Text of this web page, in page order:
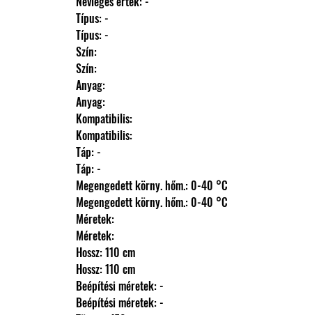
                Típus: -
                Típus: -
                Szín:
                Szín:
                Anyag:
                Anyag:
                Kompatibilis:
                Kompatibilis:
                Táp: -
                Táp: -
                Megengedett körny. hőm.: 0-40 °C
                Megengedett körny. hőm.: 0-40 °C
                Méretek:
                Méretek:
                Hossz: 110 cm
                Hossz: 110 cm
                Beépítési méretek: -
                Beépítési méretek: -